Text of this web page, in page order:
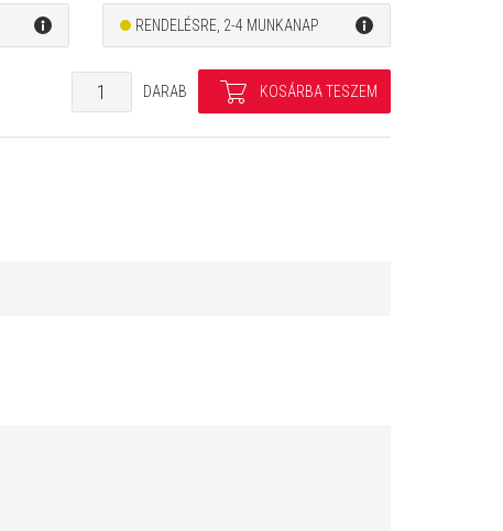
RENDELÉSRE, 2-4 MUNKANAP
DARAB